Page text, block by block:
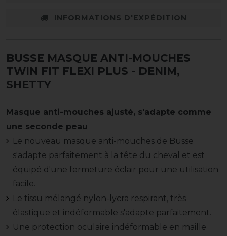
INFORMATIONS D'EXPÉDITION
BUSSE MASQUE ANTI-MOUCHES
TWIN FIT FLEXI PLUS - DENIM,
SHETTY
Masque anti-mouches ajusté, s'adapte comme
une seconde peau
Le nouveau masque anti-mouches de Busse
s'adapte parfaitement à la tête du cheval et est
équipé d'une fermeture éclair pour une utilisation
facile.
Le tissu mélangé nylon-lycra respirant, très
élastique et indéformable s'adapte parfaitement.
Une protection oculaire indéformable en maille